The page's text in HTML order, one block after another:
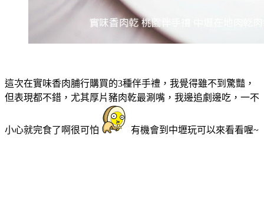
這次在實味香肉脯行購買的3種伴手禮，我覺得雖不到驚豔，
但表現都不錯，尤其厚片豬肉乾最涮嘴，我邊追劇邊吃，一不
小心就完食了啊很可怕 有機會到中壢玩可以來看看喔~